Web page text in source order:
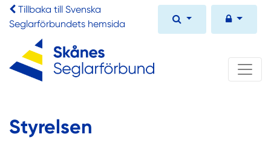
Tillbaka till Svenska
Seglarförbundets hemsida
Styrelsen